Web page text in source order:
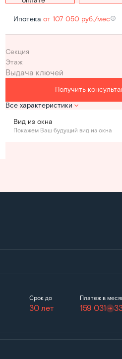
Ипотека от 107 050 руб./мес
Секция
Этаж
Получить
Все характеристики
Вид из окна
Покажем Ваш будущий вид из окна
Срок до
30 лет
Платеж в
159 031